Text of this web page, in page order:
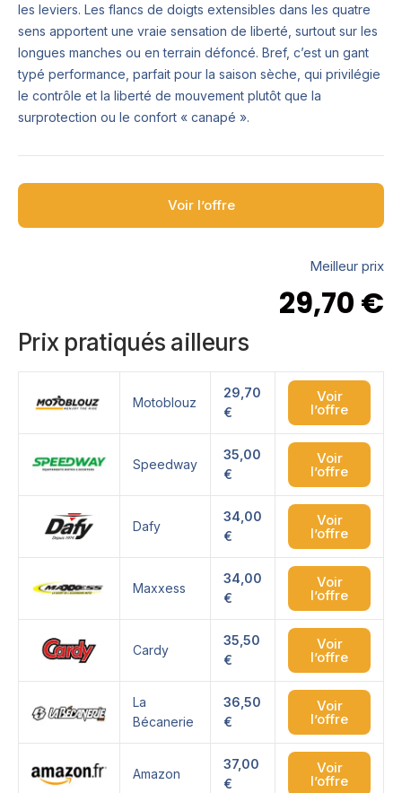
les leviers. Les flancs de doigts extensibles dans les quatre
sens apportent une vraie sensation de liberté, surtout sur les
longues manches ou en terrain défoncé. Bref, c’est un gant
typé performance, parfait pour la saison sèche, qui privilégie
le contrôle et la liberté de mouvement plutôt que la
surprotection ou le confort « canapé ».
Voir l’offre
Meilleur prix
29,70 €
Prix pratiqués ailleurs
Motoblouz
29,70
€
Voir
l’offre
Speedway
35,00
€
Voir
l’offre
Dafy
34,00
€
Voir
l’offre
Maxxess
34,00
€
Voir
l’offre
Cardy
35,50
€
Voir
l’offre
La
Bécanerie
36,50
€
Voir
l’offre
Amazon
37,00
€
Voir
l’offre